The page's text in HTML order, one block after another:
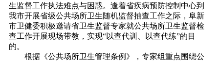
生监督工作执法难点与困惑。逢着省疾病预防控制中心到
我市开展省级公共场所卫生随机监督抽查工作之际，阜新
市卫健委积极邀请省卫生监督专家就公共场所卫生监督检
查工作开展现场带教，实现“以查代训、以查代练”的目
的。
根据《公共场所卫生管理条例》，专家组重点围绕公